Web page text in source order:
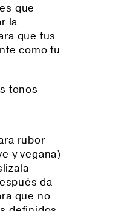
que
la
que tus
como tu
tonos
rubor
y vegana)
da
que no